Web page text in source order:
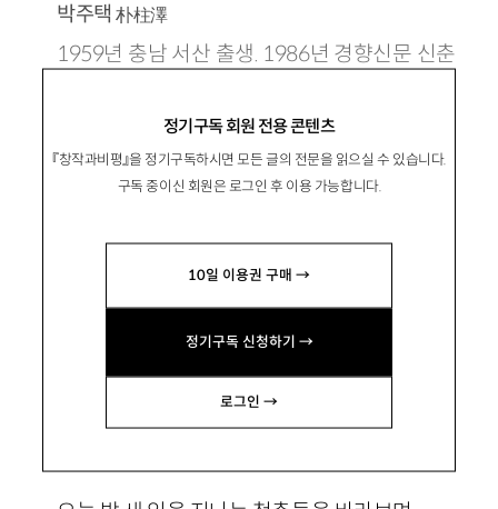
정기구독 회원 전용 콘텐츠
『창작과비평』을 정기구독하시면 모든 글의 전문을 읽으실 수 있습니다.
구독 중이신 회원은 로그인 후 이용 가능합니다.
10일 이용권 구매 →
정기구독 신청하기 →
로그인 →
박주택 朴柱澤
1959년 충남 서산 출생. 1986년 경향신문 신춘
얼마나 아픈 휴식인가』『사막의 별 아래에서』『카
프카와 만나는 잠의 노래 』등이 있음.
수염